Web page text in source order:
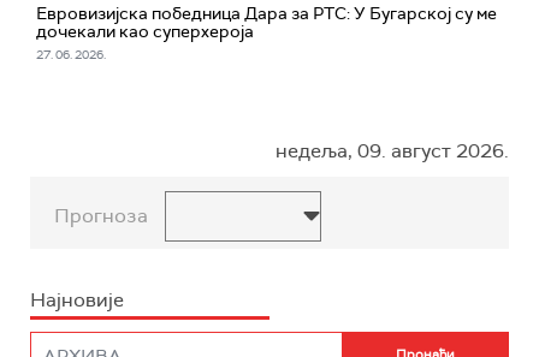
Евровизијска победница Дара за РТС: У Бугарској су ме
дочекали као суперхероја
27. 06. 2026.
недеља, 09. август 2026.
Прогноза
Најновије